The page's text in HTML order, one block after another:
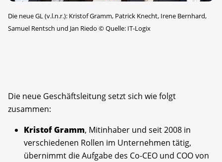
Die neue GL (v.l.n.r.): Kristof Gramm, Patrick Knecht, Irene Bernhard,
Samuel Rentsch und Jan Riedo ©Quelle: IT-Logix
Die neue Geschäftsleitung setzt sich wie folgt
zusammen:
Kristof Gramm, Mitinhaber und seit 2008 in
verschiedenen Rollen im Unternehmen tätig,
übernimmt die Aufgabe des Co-CEO und COO von